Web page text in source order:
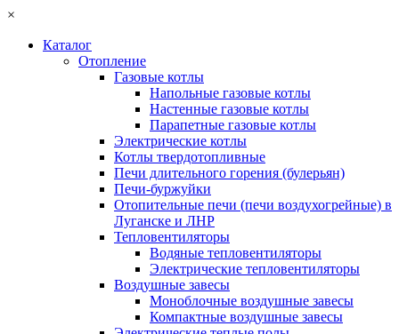
×
Каталог
Отопление
Газовые котлы
Напольные газовые котлы
Настенные газовые котлы
Парапетные газовые котлы
Электрические котлы
Котлы твердотопливные
Печи длительного горения (булерьян)
Печи-буржуйки
Отопительные печи (печи воздухогрейные) в
Луганске и ЛНР
Тепловентиляторы
Водяные тепловентиляторы
Электрические тепловентиляторы
Воздушные завесы
Моноблочные воздушные завесы
Компактные воздушные завесы